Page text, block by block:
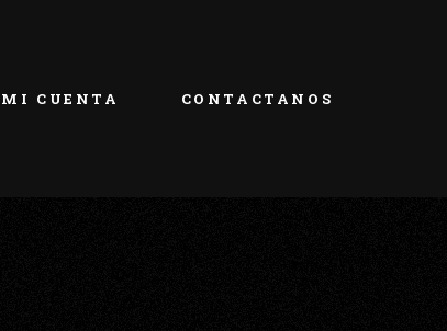
MI CUENTA CONTACTANOS